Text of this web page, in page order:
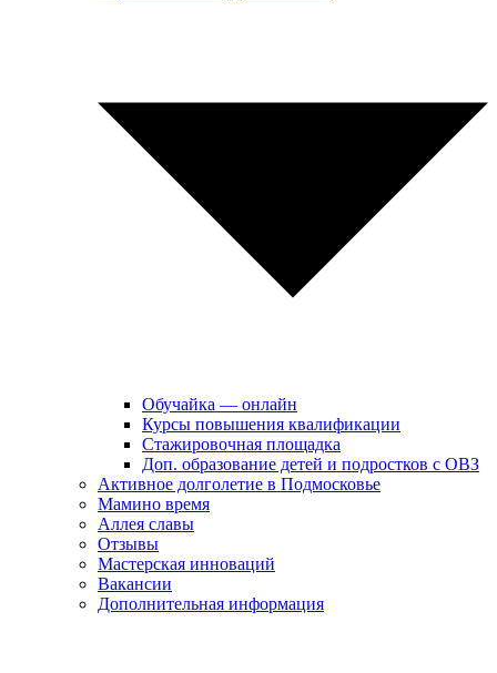
Обучайка — онлайн
Курсы повышения квалификации
Стажировочная площадка
Доп. образование детей и подростков с ОВЗ
Активное долголетие в Подмосковье
Мамино время
Аллея славы
Отзывы
Мастерская инноваций
Вакансии
Дополнительная информация